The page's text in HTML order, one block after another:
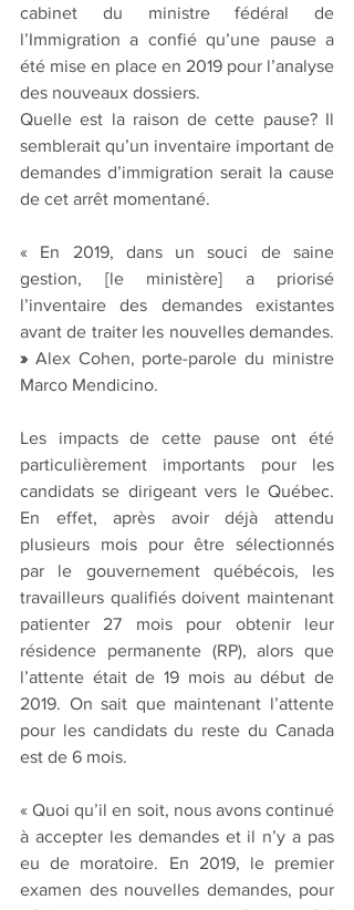
cabinet du ministre fédéral de
l’Immigration a confié qu’une pause a
été mise en place en 2019 pour l’analyse
des nouveaux dossiers.
Quelle est la raison de cette pause? Il
semblerait qu’un inventaire important de
demandes d’immigration serait la cause
de cet arrêt momentané.
« En 2019, dans un souci de saine
gestion, [le ministère] a priorisé
l’inventaire des demandes existantes
avant de traiter les nouvelles demandes.
» Alex Cohen, porte-parole du ministre
Marco Mendicino.
Les impacts de cette pause ont été
particulièrement importants pour les
candidats se dirigeant vers le Québec.
En effet, après avoir déjà attendu
plusieurs mois pour être sélectionnés
par le gouvernement québécois, les
travailleurs qualifiés doivent maintenant
patienter 27 mois pour obtenir leur
résidence permanente (RP), alors que
l’attente était de 19 mois au début de
2019. On sait que maintenant l’attente
pour les candidats du reste du Canada
est de 6 mois.
« Quoi qu’il en soit, nous avons continué
à accepter les demandes et il n’y a pas
eu de moratoire. En 2019, le premier
examen des nouvelles demandes, pour